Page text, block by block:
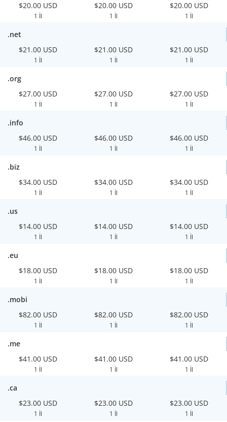
$20.00 USD
1 İl
$20.00 USD
1 İl
$20.00 USD
1 İl
.net
$21.00 USD
1 İl
$21.00 USD
1 İl
$21.00 USD
1 İl
.org
$27.00 USD
1 İl
$27.00 USD
1 İl
$27.00 USD
1 İl
.info
$46.00 USD
1 İl
$46.00 USD
1 İl
$46.00 USD
1 İl
.biz
$34.00 USD
1 İl
$34.00 USD
1 İl
$34.00 USD
1 İl
.us
$14.00 USD
1 İl
$14.00 USD
1 İl
$14.00 USD
1 İl
.eu
$18.00 USD
1 İl
$18.00 USD
1 İl
$18.00 USD
1 İl
.mobi
$82.00 USD
1 İl
$82.00 USD
1 İl
$82.00 USD
1 İl
.me
$41.00 USD
1 İl
$41.00 USD
1 İl
$41.00 USD
1 İl
.ca
$23.00 USD
1 İl
$23.00 USD
1 İl
$23.00 USD
1 İl